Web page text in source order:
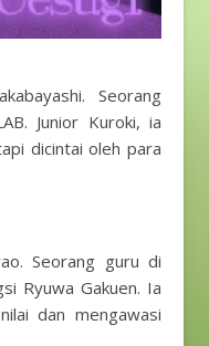
Seorang
Junior Kuroki, ia
dicintai oleh para
Seorang guru di
Ryuwa Gakuen. Ia
dan mengawasi